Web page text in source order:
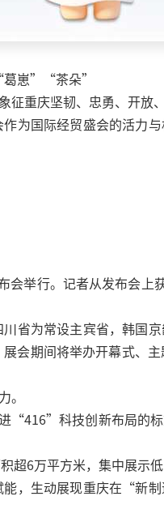
葛崽”“茶朵”
重庆坚韧、忠勇、开放
为国际经贸盛会的活力
举行。记者从发布会
为常设主宾省，韩国
会期间将举办开幕式、
。
科技创新布局的标
6万平方米，集中展示
能，生动展现重庆在“